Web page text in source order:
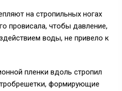
на стропильных ногах
провисала, чтобы давление,
воды, не привело к
пленки вдоль стропил
формирующие